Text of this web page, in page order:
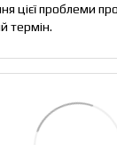
цієї проблеми
термін.